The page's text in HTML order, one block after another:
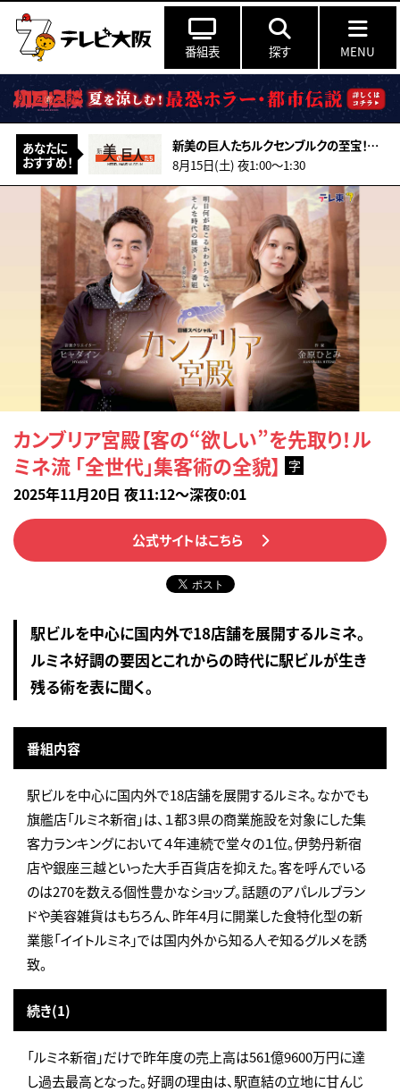
番組表 探す MENU
あなたに
おすすめ！
新美の巨人たちルクセンブルクの至宝！900万人が見た伝説の写真展…日本で公開中
8月15日(土) 夜1:00〜1:30
カンブリア宮殿【客の“欲しい”を先取り！ル
ミネ流 「全世代」集客術の全貌】
字
2025年11月20日 夜11:12～深夜0:01
公式サイトはこちら
駅ビルを中心に国内外で18店舗を展開するルミネ。
ルミネ好調の要因とこれからの時代に駅ビルが生き
残る術を表に聞く。
番組内容
駅ビルを中心に国内外で18店舗を展開するルミネ。なかでも
旗艦店「ルミネ新宿」は、１都３県の商業施設を対象にした集
客力ランキングにおいて４年連続で堂々の１位。伊勢丹新宿
店や銀座三越といった大手百貨店を抑えた。客を呼んでいる
のは270を数える個性豊かなショップ。話題のアパレルブラン
ドや美容雑貨はもちろん、昨年4月に開業した食特化型の新
業態「イイトルミネ」では国内外から知る人ぞ知るグルメを誘
致。
続き(1)
「ルミネ新宿」だけで昨年度の売上高は561億9600万円に達
し過去最高となった。好調の理由は、駅直結の立地に甘んじ